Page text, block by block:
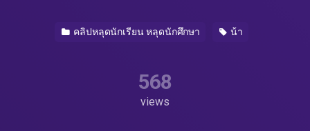
คลิปหลุดนักเรียน หลุดนักศึกษา น้า
568
views